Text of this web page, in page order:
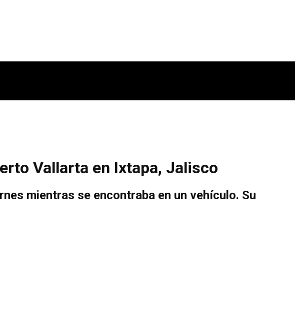
Vallarta en Ixtapa, Jalisco
mientras se encontraba en un vehículo. Su